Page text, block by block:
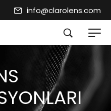
info@clarolens.com